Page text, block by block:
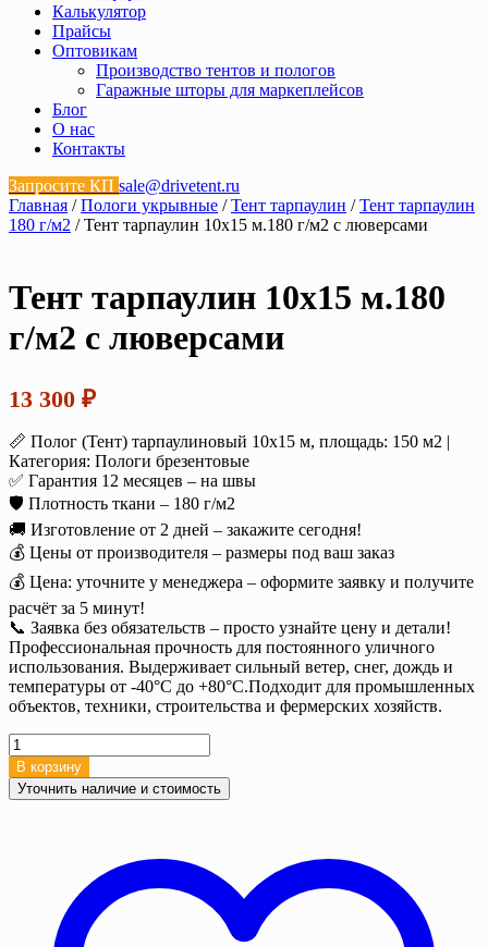
Калькулятор
Прайсы
Оптовикам
Производство тентов и пологов
Гаражные шторы для маркеплейсов
Блог
О нас
Контакты
Запросите КП sale@drivetent.ru
Главная /Пологи укрывные /Тент тарпаулин /Тент тарпаулин
180 г/м2 / Тент тарпаулин 10х15 м.180 г/м2 с люверсами
Тент тарпаулин 10х15 м.180
г/м2 с люверсами
13 300 ₽
📏 Полог (Тент) тарпаулиновый 10х15 м, площадь: 150 м2 |
Категория: Пологи брезентовые
✅ Гарантия 12 месяцев – на швы
🛡️ Плотность ткани – 180 г/м2
🚚 Изготовление от 2 дней – закажите сегодня!
💰 Цены от производителя – размеры под ваш заказ
💰 Цена: уточните у менеджера – оформите заявку и получите
расчёт за 5 минут!
📞 Заявка без обязательств – просто узнайте цену и детали!
Профессиональная прочность для постоянного уличного
использования. Выдерживает сильный ветер, снег, дождь и
температуры от -40°C до +80°C.Подходит для промышленных
объектов, техники, строительства и фермерских хозяйств.
Количество
товара
Тент
тарпаулин
люверсами
В корзину
Уточнить наличие и стоимость